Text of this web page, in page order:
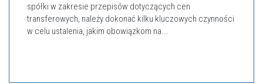
spółki w zakresie przepisów dotyczących cen
transferowych, należy dokonać kilku kluczowych czynności
w celu ustalenia, jakim obowiązkom na...